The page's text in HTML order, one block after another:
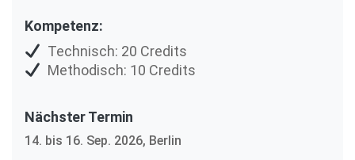
Kompetenz:
Technisch: 20 Credits
Methodisch: 10 Credits
Nächster Termin
14. bis 16. Sep. 2026, Berlin